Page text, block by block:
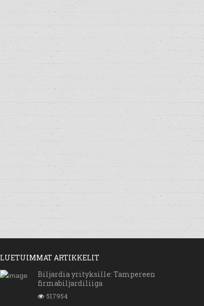
LUETUIMMAT ARTIKKELIT
Biljardia yrityksille: Tampereen
firmabiljardiliiga
517954